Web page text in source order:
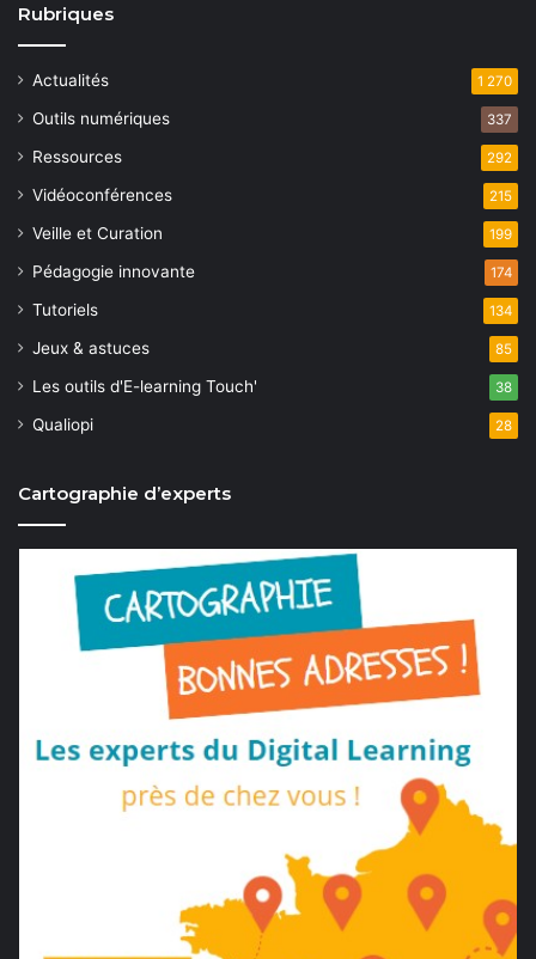
Rubriques
Actualités 1 270
Outils numériques 337
Ressources 292
Vidéoconférences 215
Veille et Curation 199
Pédagogie innovante 174
Tutoriels 134
Jeux & astuces 85
Les outils d'E-learning Touch' 38
Qualiopi 28
Cartographie d’experts